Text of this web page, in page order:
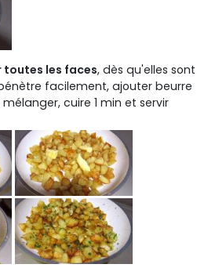
toutes les faces, dès qu'elles sont
facilement, ajouter beurre
cuire 1 min et servir